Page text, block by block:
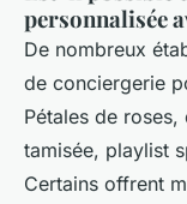
personnalisée
De nombreux
de conciergerie
Pétales de
tamisée, playlist
Certains offrent